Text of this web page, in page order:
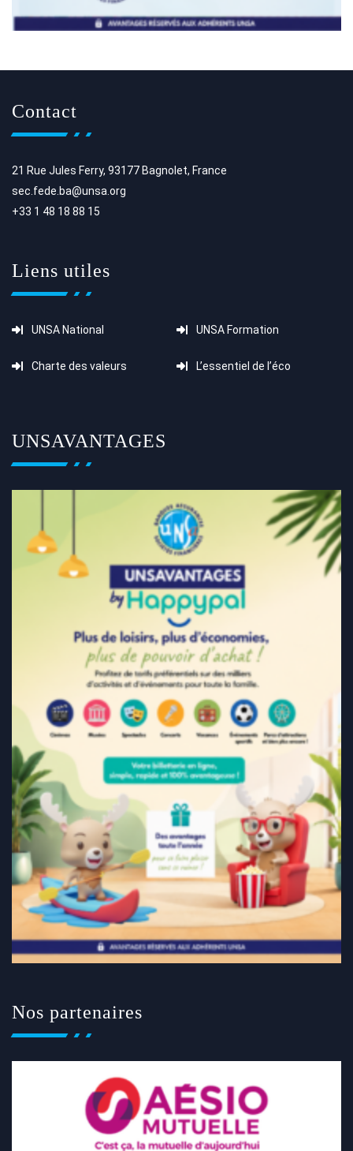
Contact
21 Rue Jules Ferry, 93177 Bagnolet, France
sec.fede.ba@unsa.org
+33 1 48 18 88 15
Liens utiles
UNSA National UNSA Formation
Charte des valeurs L’essentiel de l’éco
UNSAVANTAGES
Nos partenaires